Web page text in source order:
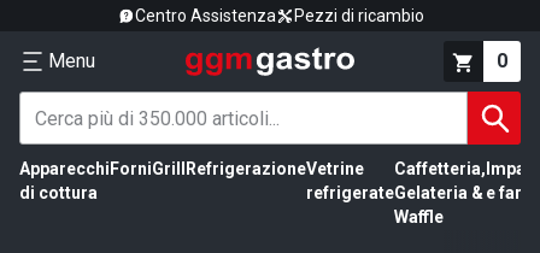
Centro Assistenza Pezzi di ricambio
Menu 0
Apparecchi
di cottura
ForniGrill RefrigerazioneVetrine
refrigerate
Caffetteria,
Gelateria &
Waffle
e